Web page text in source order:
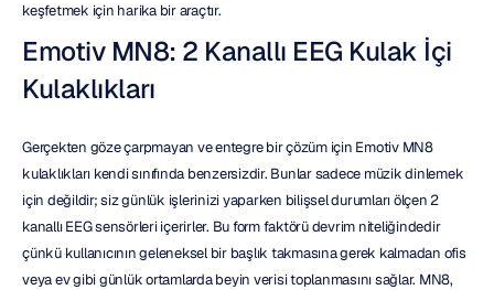
keşfetmek için harika bir araçtır.
Emotiv MN8: 2 Kanallı EEG Kulak İçi
Kulaklıkları
Gerçekten göze çarpmayan ve entegre bir çözüm için Emotiv MN8
kulaklıkları kendi sınıfında benzersizdir. Bunlar sadece müzik dinlemek
için değildir; siz günlük işlerinizi yaparken bilişsel durumları ölçen 2
kanallı EEG sensörleri içerirler. Bu form faktörü devrim niteliğindedir
çünkü kullanıcının geleneksel bir başlık takmasına gerek kalmadan ofis
veya ev gibi günlük ortamlarda beyin verisi toplanmasını sağlar. MN8,